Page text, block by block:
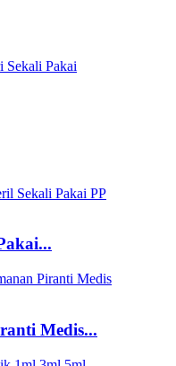
Sekali Pakai
Medis...